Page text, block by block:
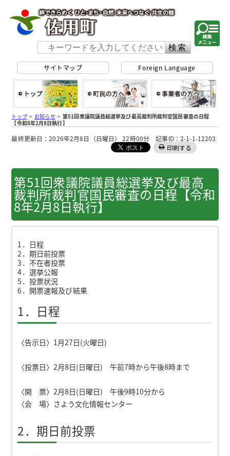
サイトマップ Foreign Language
総合トップ 町民の方へ
トップ> お知らせ>第51回衆議院議員総選挙及び最高裁判所裁判官国民審査の日程
【令和8年2月8日執行】
最終更新日：2026年2月8日（日曜日） 22時00分 記事ID：2-1-1-12203
印刷する
第51回衆議院議員総選挙及び最高
裁判所裁判官国民審査の日程【令和
8年2月8日執行】
1．日程
2．期日前投票
3．不在者投票
4．選挙公報
5．投票状況
6．開票速報及び結果
1．日程
〈告示日〉1月27日(火曜日)
〈投票日〉2月8日(日曜日) 午前7時から午後8時まで
〈開 票〉2月8日(日曜日) 午後9時10分から
〈会 場〉さよう文化情報センター
2．期日前投票